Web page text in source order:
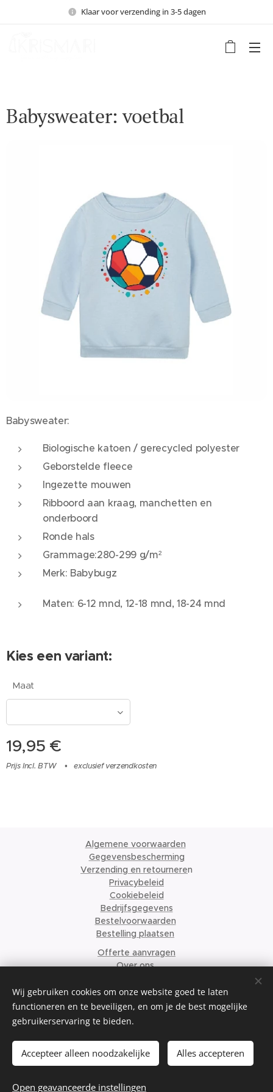
Klaar voor verzending in 3-5 dagen
Babysweater: voetbal
Babysweater:
Biologische katoen / gerecycled polyester
Geborstelde fleece
Ingezette mouwen
Ribboord aan kraag, manchetten en
onderboord
Ronde hals
Grammage:280-299 g/m²
Merk: Babybugz
Maten: 6-12 mnd, 12-18 mnd, 18-24 mnd
Kies een variant:
Maat
19,95 €
Prijs Incl. BTW exclusief verzendkosten
Toevoegen aan de winkelwagen
Algemene voorwaarden
Gegevensbescherming
Verzending en retourneren
Privacybeleid
Cookiebeleid
Bedrijfsgegevens
Bestelvoorwaarden
Bestelling plaatsen
Offerte aanvragen
Over ons
Talen
Nederlands
English
Wij gebruiken cookies om onze website goed te laten
functioneren en te beveiligen, en om je de best mogelijke
gebruikerservaring te bieden.
Accepteer alleen noodzakelijke Alles accepteren
Open geavanceerde instellingen